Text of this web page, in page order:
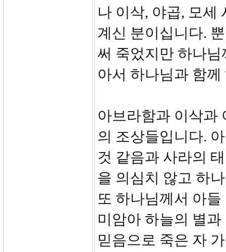
나 이삭, 야곱, 모세
계신 분이십니다.
써 죽었지만 하나
아서 하나님과 함
아브라함과 이삭과
의 조상들입니다.
것 같음과 사라의
을 의심치 않고 하
또 하나님께서 아
미암아 하늘의 별
믿음으로 죽은 자